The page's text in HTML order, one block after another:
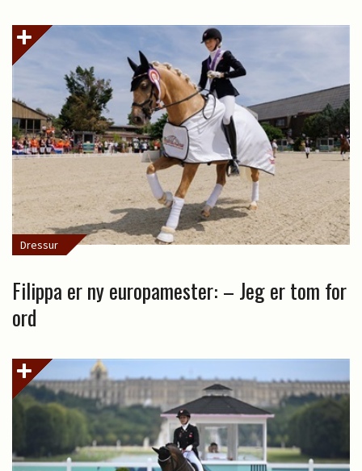
Dressur
Filippa er ny europamester: – Jeg er tom for
ord